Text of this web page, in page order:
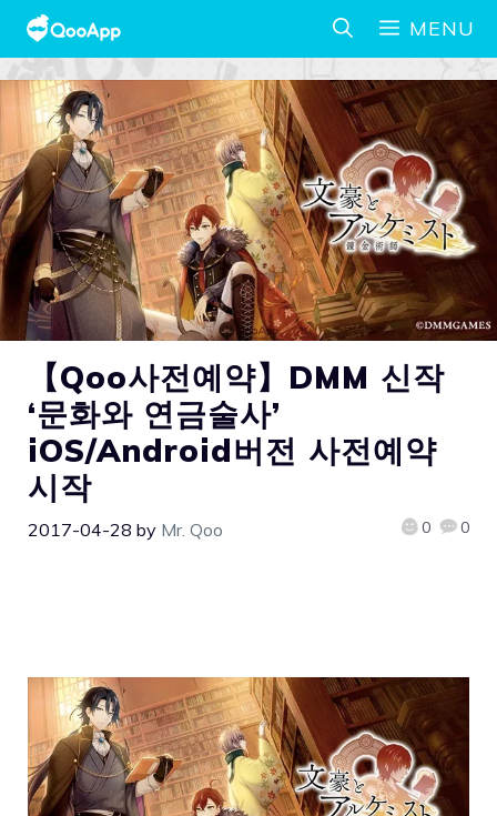
MENU
【Qoo사전예약】DMM 신작
‘문화와 연금술사’
iOS/Android버전 사전예약
시작
2017-04-28 by Mr. Qoo 0 0